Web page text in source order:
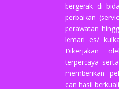
bergerak di
perbaikan
perawatan
lemari es/
Dikerjakan
terpercaya
memberikan
dan hasil